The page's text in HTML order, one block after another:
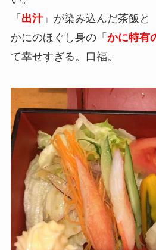
「 出汁」が染み込んだ茶飯と
かにのほぐし身の「 かに特有
て幸せすぎる。口福。